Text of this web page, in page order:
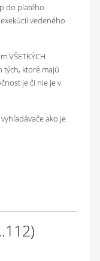
do platého
vedeného
VŠETKÝCH
ktoré majú
je či nie je v
ako je
112)